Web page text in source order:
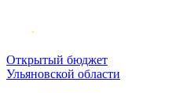
Открытый бюджет
Ульяновской области